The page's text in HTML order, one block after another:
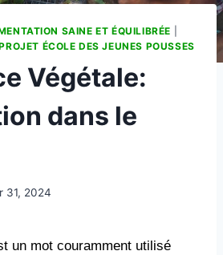
SAINE ET ÉQUILIBRÉE
ÉCOLE DES JEUNES POUSSES
Végétale:
dans le
31, 2024
un mot couramment utilisé